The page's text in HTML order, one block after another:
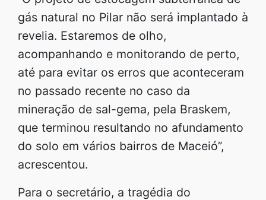
gás natural no Pilar não será implantado à
revelia. Estaremos de olho,
acompanhando e monitorando de perto,
até para evitar os erros que aconteceram
no passado recente no caso da
mineração de sal-gema, pela Braskem,
que terminou resultando no afundamento
do solo em vários bairros de Maceió”,
acrescentou.
Para o secretário, a tragédia do